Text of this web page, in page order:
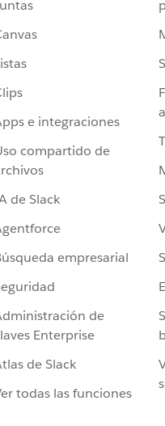
e integraciones
compartido de
de Slack
empresarial
de
Enterprise
de Slack
todas las funciones